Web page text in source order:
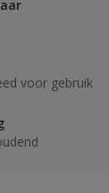
voor gebruik